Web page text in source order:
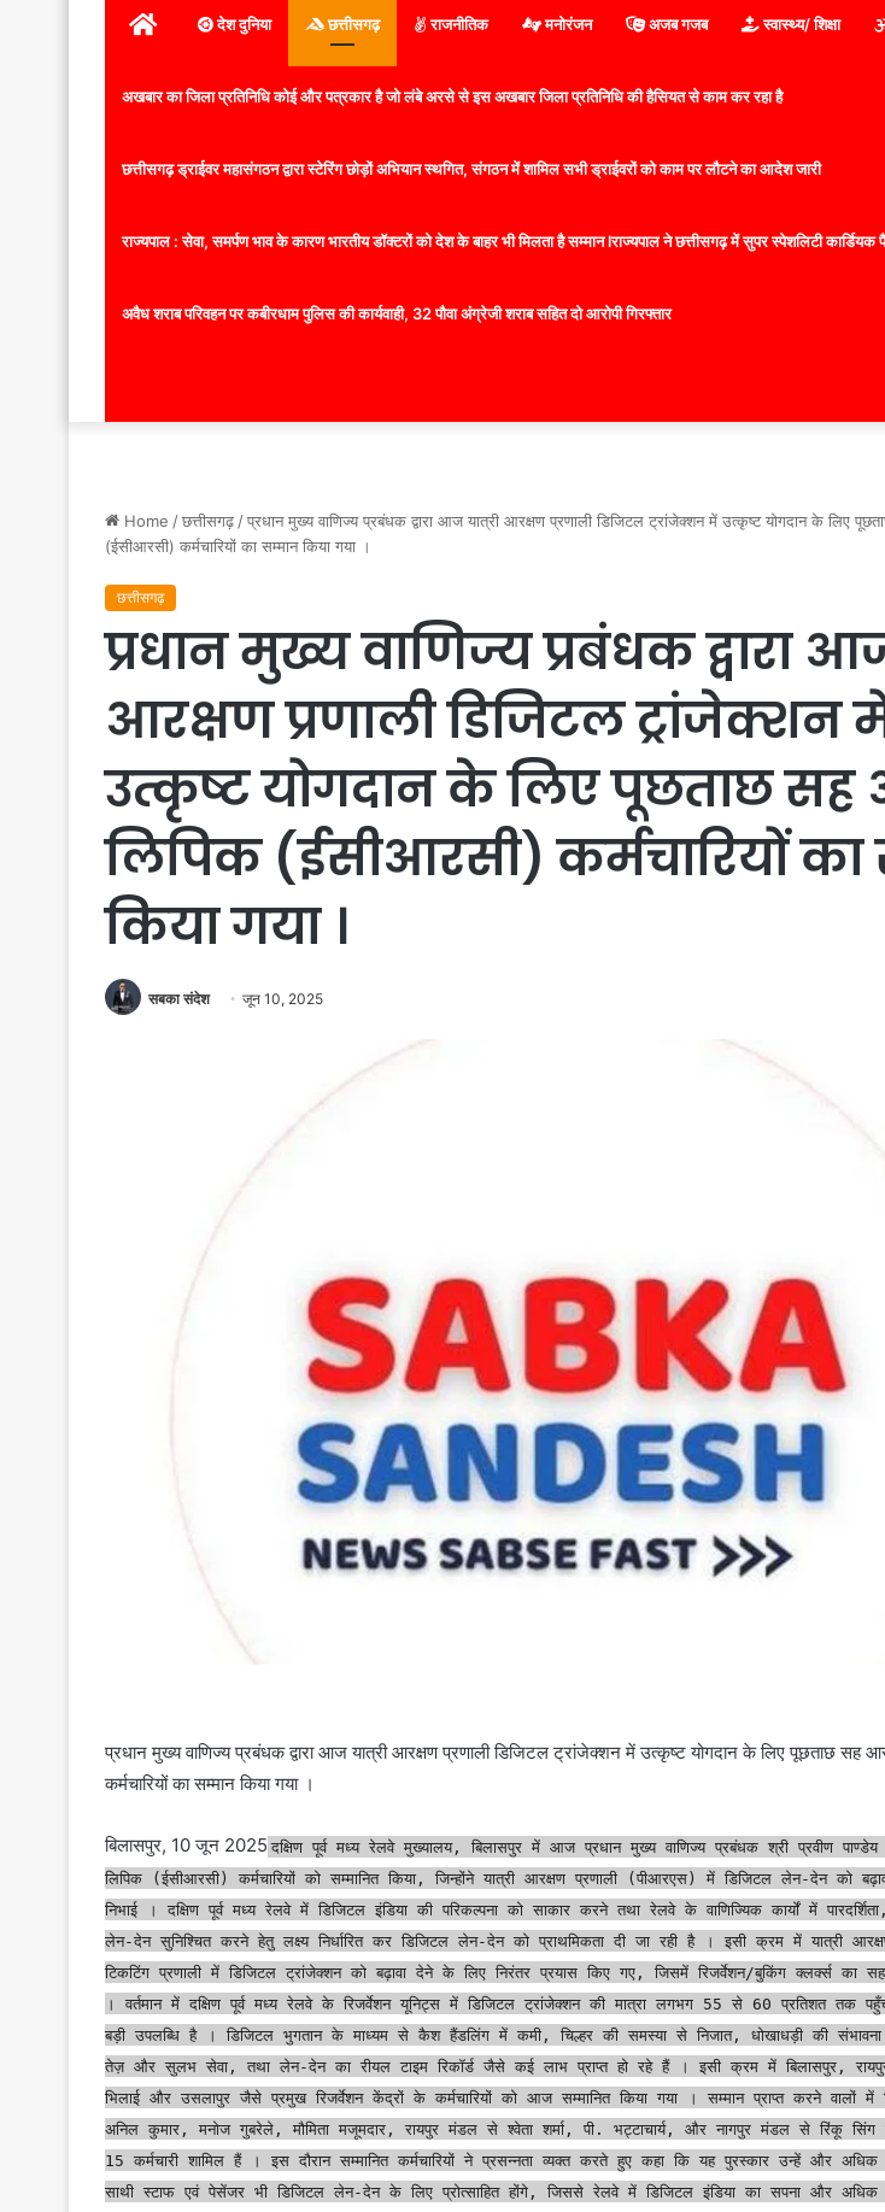
होम देश दुनिया छत्तीसगढ़ राजनीतिक मनोरंजन अजब गजब स्वास्थ्य/ शिक्षा
अखबार का जिला प्रतिनिधि कोई और पत्रकार है जो लंबे अरसे से इस अखबार जिला प्रतिनिधि की हैसियत से काम कर रहा है
छत्तीसगढ़ ड्राईवर महासंगठन द्वारा स्टेरिंग छोड़ों अभियान स्थगित, संगठन में शामिल सभी ड्राईवरों को काम पर लौटने का आदेश जारी
राज्यपाल : सेवा, समर्पण भाव के कारण भारतीय डॉक्टरों को देश के बाहर भी मिलता है सम्मान lराज्यपाल ने छत्तीसगढ़ में सुपर स्पेशलिटी
अवैध शराब परिवहन पर कबीरधाम पुलिस की कार्यवाही, 32 पौवा अंग्रेजी शराब सहित दो आरोपी गिरफ्तार
Home /छत्तीसगढ़ /प्रधान मुख्य वाणिज्य प्रबंधक द्वारा आज यात्री आरक्षण प्रणाली डिजिटल ट्रांजेक्शन में उत्कृष्ट योगदान के लिए
(ईसीआरसी) कर्मचारियों का सम्मान किया गया ।
छत्तीसगढ़
प्रधान मुख्य वाणिज्य प्रबंधक द्वारा आज
आरक्षण प्रणाली डिजिटल ट्रांजेक्शन
उत्कृष्ट योगदान के लिए पूछताछ सह
लिपिक (ईसीआरसी) कर्मचारियों
किया गया ।
सबका संदेश जून 10, 2025
प्रधान मुख्य वाणिज्य प्रबंधक द्वारा आज यात्री आरक्षण प्रणाली डिजिटल ट्रांजेक्शन में उत्कृष्ट योगदान के लिए पूछताछ सह
कर्मचारियों का सम्मान किया गया ।
बिलासपुर, 10 जून 2025 दक्षिण पूर्व मध्य रेलवे मुख्यालय, बिलासपुर में आज प्रधान मुख्य वाणिज्य प्रबंधक श्री प्रवीण पाण्डेय
लिपिक (ईसीआरसी) कर्मचारियों को सम्मानित किया, जिन्होंने यात्री आरक्षण प्रणाली (पीआरएस) में डिजिटल लेन-देन को
निभाई । दक्षिण पूर्व मध्य रेलवे में डिजिटल इंडिया की परिकल्पना को साकार करने तथा रेलवे के वाणिज्यिक कार्यों में
लेन-देन सुनिश्चित करने हेतु लक्ष्य निर्धारित कर डिजिटल लेन-देन को प्राथमिकता दी जा रही है । इसी क्रम में यात्री
टिकटिंग प्रणाली में डिजिटल ट्रांजेक्शन को बढ़ावा देने के लिए निरंतर प्रयास किए गए, जिसमें रिजर्वेशन/बुकिंग क्लर्क्स का
। वर्तमान में दक्षिण पूर्व मध्य रेलवे के रिजर्वेशन यूनिट्स में डिजिटल ट्रांजेक्शन की मात्रा लगभग 55 से 60 प्रतिशत तक
बड़ी उपलब्धि है । डिजिटल भुगतान के माध्यम से कैश हैंडलिंग में कमी, चिल्हर की समस्या से निजात, धोखाधड़ी की संभावना
तेज़ और सुलभ सेवा, तथा लेन-देन का रीयल टाइम रिकॉर्ड जैसे कई लाभ प्राप्त हो रहे हैं । इसी क्रम में बिलासपुर,
भिलाई और उसलापुर जैसे प्रमुख रिजर्वेशन केंद्रों के कर्मचारियों को आज सम्मानित किया गया । सम्मान प्राप्त करने वालों
अनिल कुमार, मनोज गुबरेले, मौमिता मजूमदार, रायपुर मंडल से श्वेता शर्मा, पी. भट्टाचार्य, और नागपुर मंडल से रिंकू
15 कर्मचारी शामिल हैं । इस दौरान सम्मानित कर्मचारियों ने प्रसन्नता व्यक्त करते हुए कहा कि यह पुरस्कार उन्हें और अधिक
साथी स्टाफ एवं पेसेंजर भी डिजिटल लेन-देन के लिए प्रोत्साहित होंगे, जिससे रेलवे में डिजिटल इंडिया का सपना और अधिक